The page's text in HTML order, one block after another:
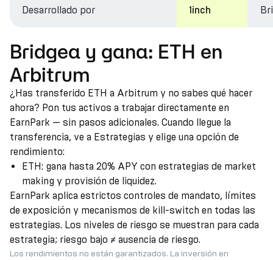
Desarrollado por 1inch
Bridgea y gana: ETH en
Arbitrum
¿Has transferido ETH a Arbitrum y no sabes qué hacer
ahora? Pon tus activos a trabajar directamente en
EarnPark — sin pasos adicionales. Cuando llegue la
transferencia, ve a Estrategias y elige una opción de
rendimiento:
ETH: gana hasta 20% APY con estrategias de market
making y provisión de liquidez.
EarnPark aplica estrictos controles de mandato, límites
de exposición y mecanismos de kill-switch en todas las
estrategias. Los niveles de riesgo se muestran para cada
estrategia; riesgo bajo ≠ ausencia de riesgo.
Los rendimientos no están garantizados. La inversión en